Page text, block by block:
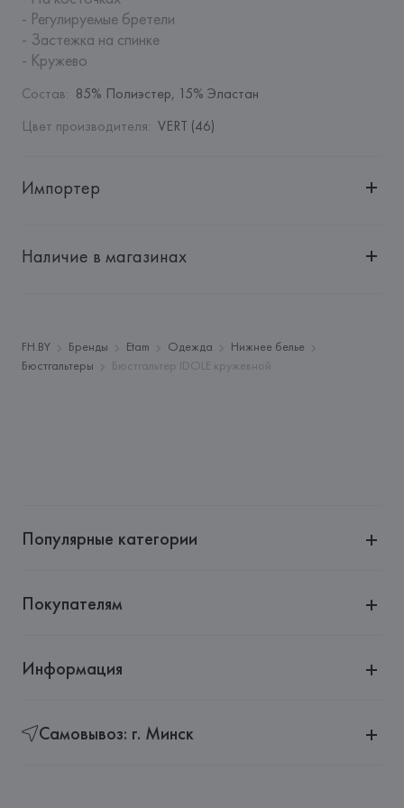
- Регулируемые бретели
- Застежка на спинке
- Кружево
Состав: 85% Полиэстер, 15% Эластан
Цвет производителя: VERT (46)
Импортер
"БелВиринея"
Адрес:
ФРАНЦИЯ, Etam Lingerie SA, 57/59 Rue Henri
Barbusse 92110 Clichy,
Наличие в магазинах
FH.BY Бренды Etam Одежда
Нижнее белье
Бюстгальтеры
Бюстгальтер IDOLE кружевной
Популярные категории
Покупателям
Информация
Самовывоз: г. Минск